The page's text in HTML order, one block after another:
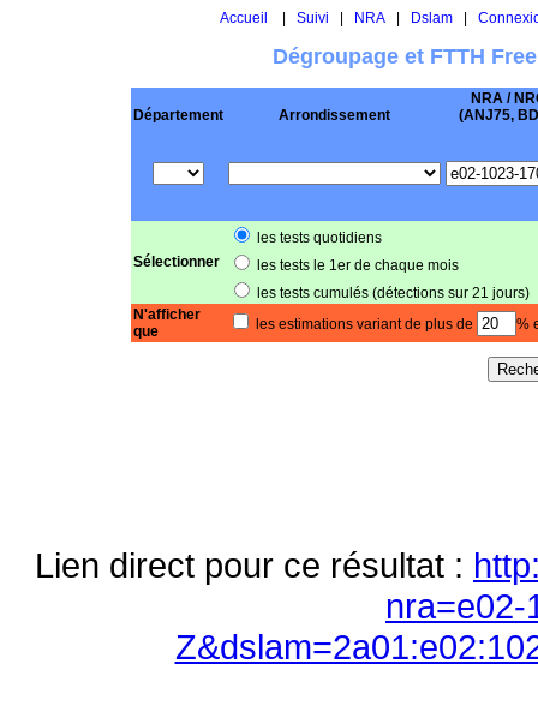
Accueil Suivi NRA| Dslam|
Dégroupage et FTTH
Département Arrondissement
NRA /
(ANJ75,
Sélectionner
les tests quotidiens
les tests le 1er de chaque mois
les tests cumulés (détections sur 21 jours)
N'afficher
que
les estimations variant de plus de %
Lien direct pour ce résultat :
nra=e02-